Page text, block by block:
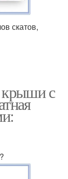
скатов,
крыши с